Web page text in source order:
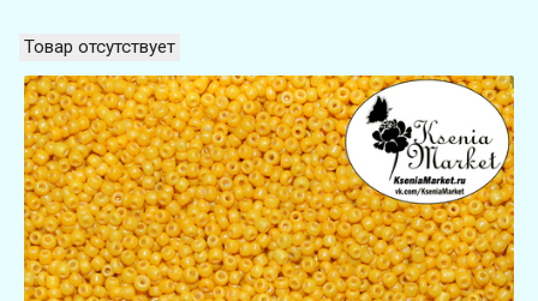
Товар отсутствует